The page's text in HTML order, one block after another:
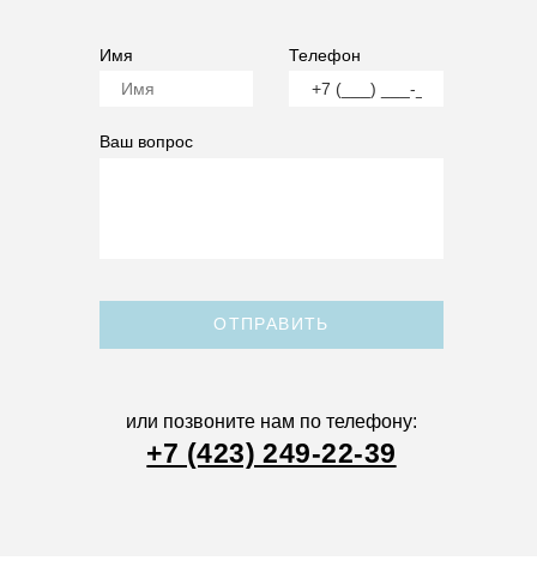
Имя Телефон
Ваш вопрос
ОТПРАВИТЬ
или позвоните нам по телефону:
+7 (423) 249-22-39